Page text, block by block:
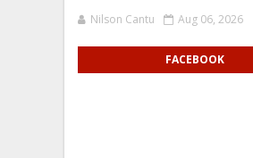
Nilson Cantu Aug 06, 2026
FACEBOOK